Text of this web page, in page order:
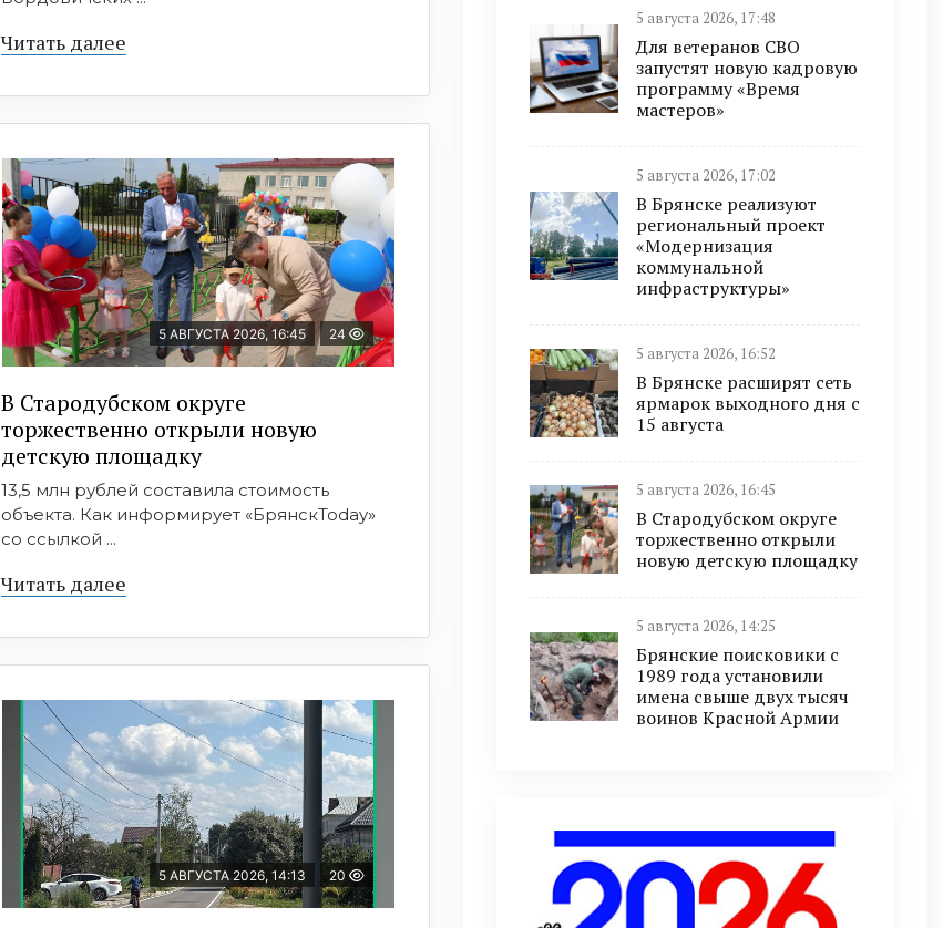
Читать далее
5 АВГУСТА 2026, 16:45 24
В Стародубском округе
торжественно открыли новую
детскую площадку
13,5 млн рублей составила стоимость
объекта. Как информирует «БрянскToday»
со ссылкой ...
Читать далее
5 АВГУСТА 2026, 14:13 20
5 августа 2026, 17:48
Для ветеранов СВО
запустят новую кадровую
программу «Время
мастеров»
5 августа 2026, 17:02
В Брянске реализуют
региональный проект
«Модернизация
коммунальной
инфраструктуры»
5 августа 2026, 16:52
В Брянске расширят сеть
ярмарок выходного дня с
15 августа
5 августа 2026, 16:45
В Стародубском округе
торжественно открыли
новую детскую площадку
5 августа 2026, 14:25
Брянские поисковики с
1989 года установили
имена свыше двух тысяч
воинов Красной Армии